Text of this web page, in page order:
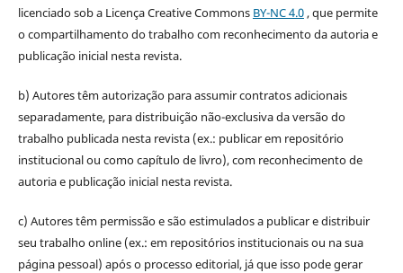
licenciado sob a Licença Creative Commons BY-NC 4.0, que permite
o compartilhamento do trabalho com reconhecimento da autoria e
publicação inicial nesta revista.
b) Autores têm autorização para assumir contratos adicionais
separadamente, para distribuição não-exclusiva da versão do
trabalho publicada nesta revista (ex.: publicar em repositório
institucional ou como capítulo de livro), com reconhecimento de
autoria e publicação inicial nesta revista.
c) Autores têm permissão e são estimulados a publicar e distribuir
seu trabalho online (ex.: em repositórios institucionais ou na sua
página pessoal) após o processo editorial, já que isso pode gerar